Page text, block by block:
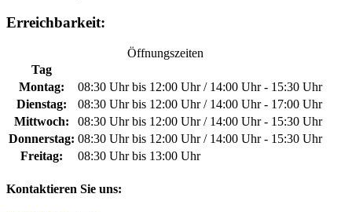
Erreichbarkeit:
Öffnungszeiten
Tag
Montag:
08:30 Uhr bis 12:00 Uhr / 14:00 Uhr - 15:30 Uhr
Dienstag:
08:30 Uhr bis 12:00 Uhr / 14:00 Uhr - 17:00 Uhr
Mittwoch:
08:30 Uhr bis 12:00 Uhr / 14:00 Uhr - 15:30 Uhr
Donnerstag: 08:30 Uhr bis 12:00 Uhr / 14:00 Uhr - 15:30 Uhr
Freitag:
08:30 Uhr bis 13:00 Uhr
Kontaktieren Sie uns: